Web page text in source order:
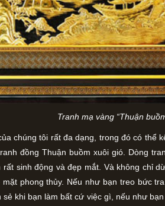
Tranh mạ vàng “Thuận
chúng tôi rất đa dạng, trong đó có thể
đồng Thuận buồm xuôi gió. Dòng
rất sinh động và đẹp mắt. Và không chỉ
mặt phong thủy. Nếu như bạn treo bức
sẻ khi bạn làm bất cứ việc gì, nếu như